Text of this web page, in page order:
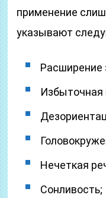
применение
указывают
Расширение
Избыточная
Нечеткая
Сонливость;